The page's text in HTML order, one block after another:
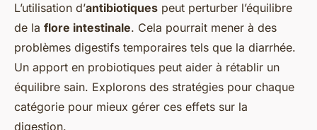
L’utilisation d’antibiotiques peut perturber l’équilibre
de la flore intestinale. Cela pourrait mener à des
problèmes digestifs temporaires tels que la diarrhée.
Un apport en probiotiques peut aider à rétablir un
équilibre sain. Explorons des stratégies pour chaque
catégorie pour mieux gérer ces effets sur la
digestion.